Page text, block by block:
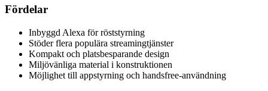
Fördelar
Inbyggd Alexa för röststyrning
Stöder flera populära streamingtjänster
Kompakt och platsbesparande design
Miljövänliga material i konstruktionen
Möjlighet till appstyrning och handsfree-användning